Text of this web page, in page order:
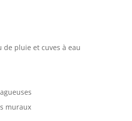
de pluie et cuves à eau
muraux